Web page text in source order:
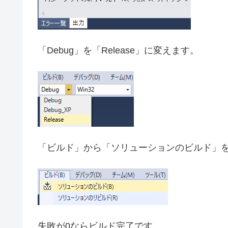
「Debug」を「Release」に変えます。
「ビルド」から「ソリューションのビルド」